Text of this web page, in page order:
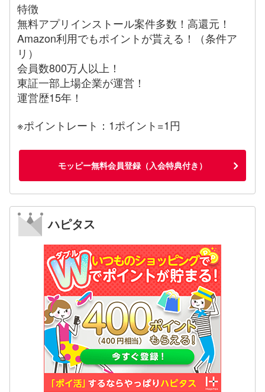
特徴
無料アプリインストール案件多数！高還元！
Amazon利用でもポイントが貰える！（条件ア
リ）
会員数800万人以上！
東証一部上場企業が運営！
運営歴15年！
※ポイントレート：1ポイント=1円
モッピー無料会員登録（入会特典付き）
ハピタス